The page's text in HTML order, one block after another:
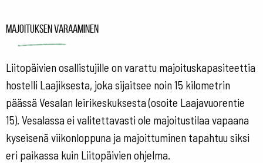
Majoituksen varaaminen
Liitopäivien osallistujille on varattu majoituskapasiteettia
hostelli Laajiksesta, joka sijaitsee noin 15 kilometrin
päässä Vesalan leirikeskuksesta (osoite Laajavuorentie
15). Vesalassa ei valitettavasti ole majoitustilaa vapaana
kyseisenä viikonloppuna ja majoittuminen tapahtuu siksi
eri paikassa kuin Liitopäivien ohjelma.